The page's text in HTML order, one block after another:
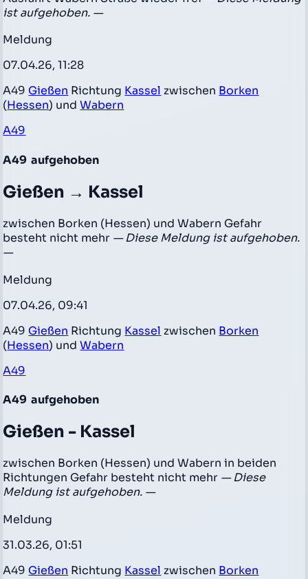
ist aufgehoben. —
Meldung
07.04.26, 11:28
A49 Gießen Richtung Kassel zwischen Borken
(Hessen) undWabern
A49
A49 aufgehoben
Gießen → Kassel
zwischen Borken (Hessen) und Wabern Gefahr
besteht nicht mehr — Diese Meldung ist aufgehoben.
—
Meldung
07.04.26, 09:41
A49 Gießen Richtung Kassel zwischen Borken
(Hessen) undWabern
A49
A49 aufgehoben
Gießen - Kassel
zwischen Borken (Hessen) und Wabern in beiden
Richtungen Gefahr besteht nicht mehr — Diese
Meldung ist aufgehoben. —
Meldung
31.03.26, 01:51
A49 Gießen Richtung Kassel zwischen Borken